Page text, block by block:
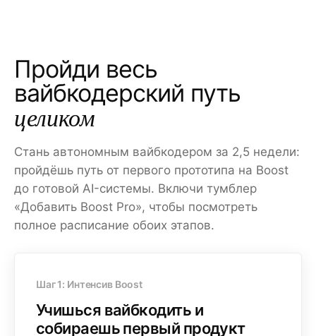
Пройди весь
вайбкодерский путь
целиком
Стань автономным вайбкодером за 2,5 недели:
пройдёшь путь от первого прототипа на Boost
до готовой AI-системы. Включи тумблер
«Добавить Boost Pro», чтобы посмотреть
полное расписание обоих этапов.
Шаг 1: Интенсив Boost
Учишься вайбкодить и
собираешь первый продукт